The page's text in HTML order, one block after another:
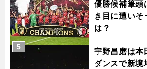
優勝候補筆
き目に遭いそ
は？
宇野昌磨は本
ダンスで新
5